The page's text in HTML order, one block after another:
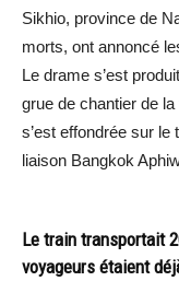
Sikhio, province de
morts, ont annoncé
Le drame s’est
grue de chantier de
s’est effondrée sur
liaison Bangkok
Le train transportait
voyageurs étaient